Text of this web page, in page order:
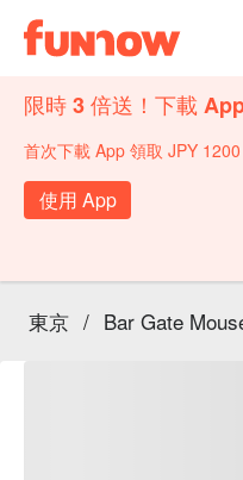
限時 3 倍送！下載
首次下載 App 領取 JPY
使用 App
東京 / Bar Gate